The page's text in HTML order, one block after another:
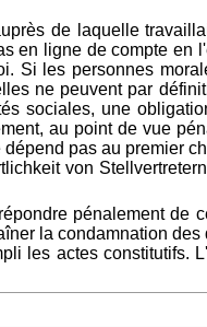
de laquelle
en ligne de compte en
Si les personnes
ne peuvent par
sociales, une
au point de vue
pas au premier
von
pénalement de
la condamnation
les actes constitutifs.